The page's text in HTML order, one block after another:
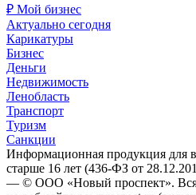
₽ Мой бизнес
Актуально сегодня
Карикатуры
Бизнес
Деньги
Недвижимость
Ленобласть
Транспорт
Туризм
Санкции
Информационная продукция для
старше 16 лет (436-ФЗ от
— © ООО «Новый проспект». Вся